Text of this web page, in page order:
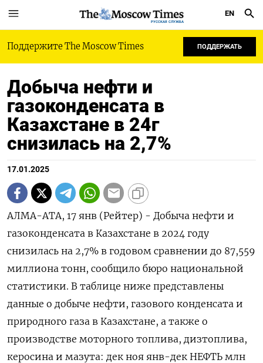
РУССКАЯ СЛУЖБА
EN
Поддержите The Moscow Times ПОДДЕРЖАТЬ
Добыча нефти и
газоконденсата в
Казахстане в 24г
снизилась на 2,7%
17.01.2025
АЛМА-АТА, 17 янв (Рейтер) - Добыча нефти и
гaзоконденсaтa в Казахстане в 2024 году
снизилась на 2,7% в годовом сравнении до 87,559
миллиона тонн, сообщило бюро национальной
статистики. В таблице ниже представлены
данные о добыче нефти, газового конденсата и
природного газа в Казахстане, а также о
производстве моторного топлива, дизтоплива,
керосина и мазута: дек ноя янв-дек НЕФТЬ млн